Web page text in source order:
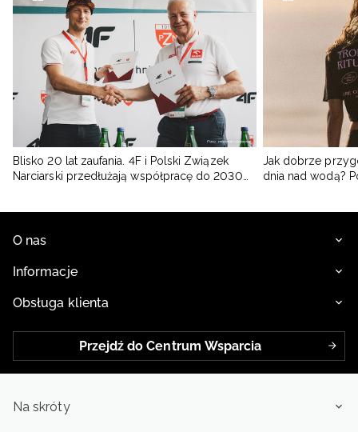
Blisko 20 lat zaufania. 4F i Polski Związek
Narciarski przedłużają współpracę do 2030
Jak dobrze
dnia nad wodą?
O nas
Informacje
Obsługa klienta
Przejdź do Centrum Wsparcia
Na skróty